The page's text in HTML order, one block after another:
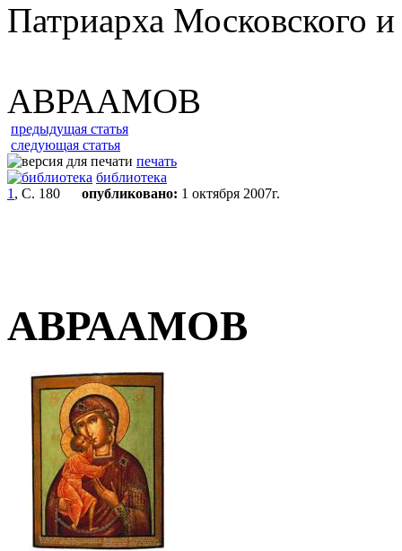
Патриарха Московского
АВРААМОВ
предыдущая статья
следующая статья
печать
библиотека
1 , С. 180 опубликовано: 1 октября 2007г.
АВРААМОВ